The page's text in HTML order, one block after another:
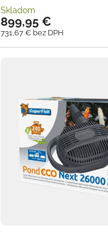
Skladom
899,95 €
731,67 € bez DPH